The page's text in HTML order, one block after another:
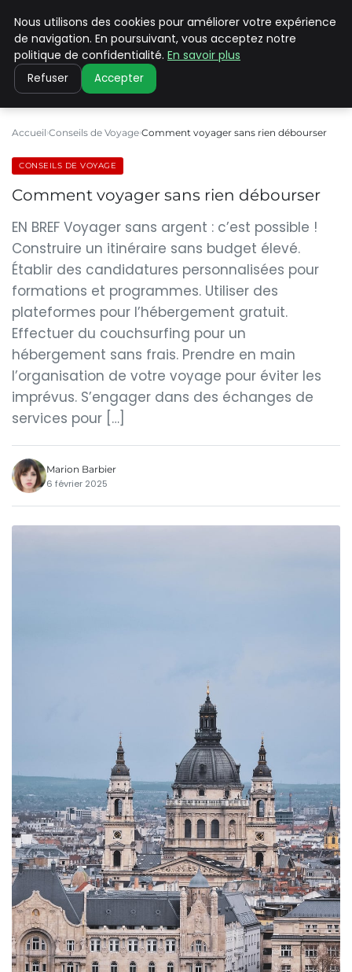
PILAT PATRIMOINES
Accueil Conseils de Voyage Comment voyager sans rien débourser
CONSEILS DE VOYAGE
Comment voyager sans rien débourser
EN BREF Voyager sans argent : c’est possible !
Construire un itinéraire sans budget élevé.
Établir des candidatures personnalisées pour
formations et programmes. Utiliser des
plateformes pour l’hébergement gratuit.
Effectuer du couchsurfing pour un
hébergement sans frais. Prendre en main
l’organisation de votre voyage pour éviter les
imprévus. S’engager dans des échanges de
services pour […]
Marion Barbier
6 février 2025
Nous utilisons des cookies pour améliorer votre expérience
de navigation. En poursuivant, vous acceptez notre
politique de confidentialité. En savoir plus
Refuser Accepter